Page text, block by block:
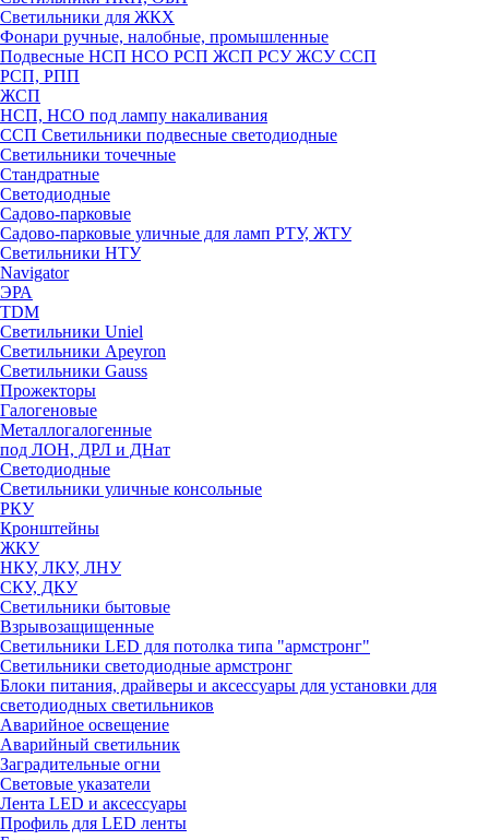
Светильники для ЖКХ
Фонари ручные, налобные, промышленные
Подвесные НСП НСО РСП ЖСП РСУ ЖСУ ССП
РСП, РПП
ЖСП
НСП, НСО под лампу накаливания
ССП Светильники подвесные светодиодные
Светильники точечные
Стандратные
Светодиодные
Садово-парковые
Садово-парковые уличные для ламп РТУ, ЖТУ
Светильники НТУ
Navigator
ЭРА
TDM
Светильники Uniel
Светильники Apeyron
Светильники Gauss
Прожекторы
Галогеновые
Металлогалогенные
под ЛОН, ДРЛ и ДНат
Светодиодные
Светильники уличные консольные
РКУ
Кронштейны
ЖКУ
НКУ, ЛКУ, ЛНУ
СКУ, ДКУ
Светильники бытовые
Взрывозащищенные
Светильники LED для потолка типа "армстронг"
Светильники светодиодные армстронг
Блоки питания, драйверы и аксессуары для установки для
светодиодных светильников
Аварийное освещение
Аварийный светильник
Заградительные огни
Световые указатели
Лента LED и аксессуары
Профиль для LED ленты